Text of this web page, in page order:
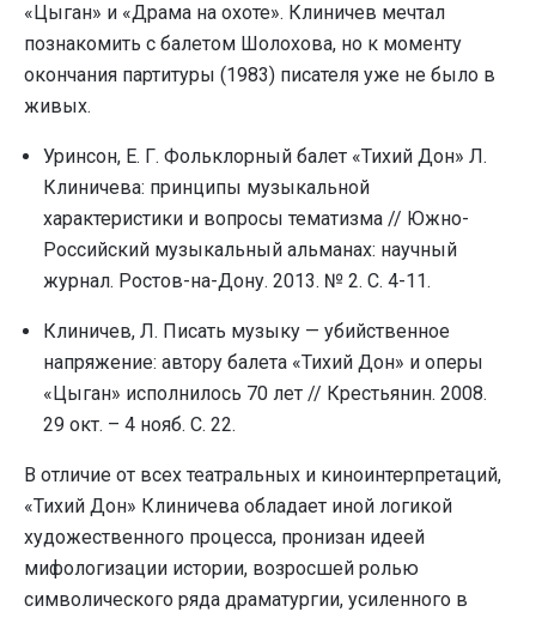
«Цыган» и «Драма на охоте». Клиничев мечтал
познакомить с балетом Шолохова, но к моменту
окончания партитуры (1983) писателя уже не было в
живых.
Уринсон, Е. Г. Фольклорный балет «Тихий Дон» Л.
Клиничева: принципы музыкальной
характеристики и вопросы тематизма // Южно-
Российский музыкальный альманах: научный
журнал. Ростов-на-Дону. 2013. № 2. С. 4-11.
Клиничев, Л. Писать музыку — убийственное
напряжение: автору балета «Тихий Дон» и оперы
«Цыган» исполнилось 70 лет // Крестьянин. 2008.
29 окт. – 4 нояб. С. 22.
В отличие от всех театральных и киноинтерпретаций,
«Тихий Дон» Клиничева обладает иной логикой
художественного процесса, пронизан идеей
мифологизации истории, возросшей ролью
символического ряда драматургии, усиленного в